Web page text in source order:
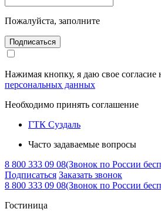
от 50 000 рублей, размер
10%.
Дисконтная карта
15%.
при накоплении суммы
свыше 400 000 рублей,
составляет 25%.
Пожалуйста, заполните
Подписаться
Нажимая кнопку, я даю свое согласие
персональных данных
Необходимо принять соглашение
ГТК Суздаль
Часто задаваемые вопросы
8 800 333 09 08(Звонок по России
Подписаться Заказать звонок
8 800 333 09 08(Звонок по России
Гостиница